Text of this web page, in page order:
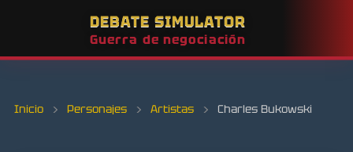
DEBATE SIMULATOR
Guerra de negociación
Inicio › Personajes › Artistas › Charles Bukowski